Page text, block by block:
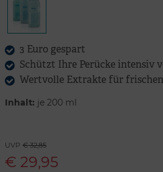
3 Euro gespart
Schützt Ihre Perücke intensiv
Wertvolle Extrakte für
Inhalt: je 200 ml
UVP € 32,85
€ 29,95